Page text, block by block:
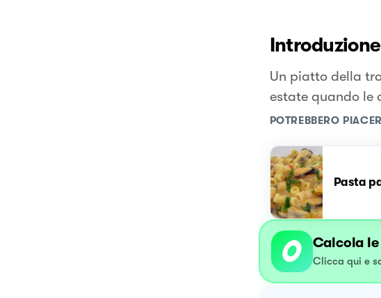
Introduzione
Un piatto della
estate quando le
POTREBBERO
Pasta
Calcola
Clicca qui e